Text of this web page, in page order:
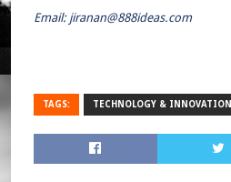
Email: jiranan@888ideas.com
TAGS: TECHNOLOGY & INNOVATION